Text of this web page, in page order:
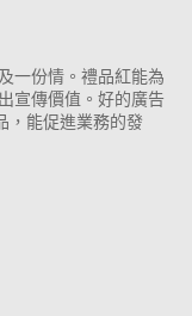
一份情。禮品紅能為
宣傳價值。好的廣告
，能促進業務的發